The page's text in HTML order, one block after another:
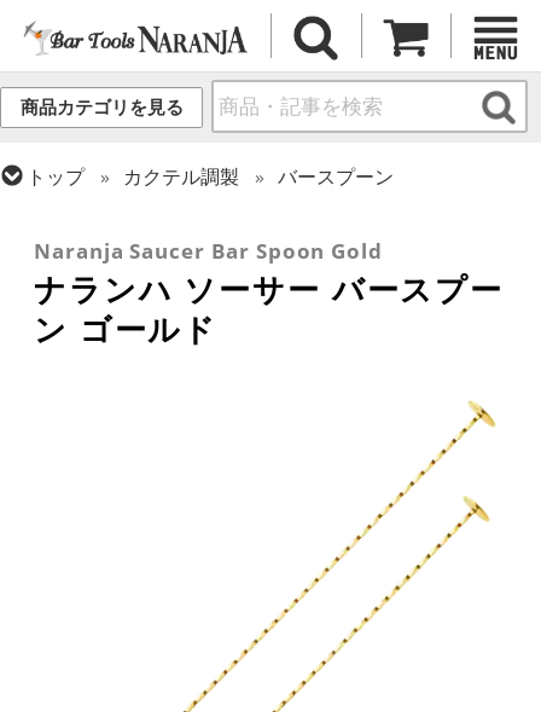
商品カテゴリを見る
トップ カクテル調製
バースプーン
フレア用各種アイテム
Naranja Saucer Bar Spoon Gold
ナランハ ソーサー バースプー
ン ゴールド